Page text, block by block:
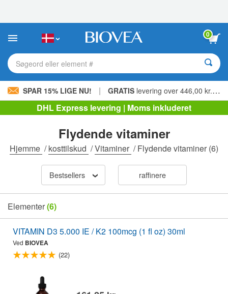
websted
0
Søgeord eller element #
SPAR 15% LIGE NU! | GRATIS levering over 446,00 kr. »
DHL Express levering | Moms inkluderet
Flydende vitaminer
Hjemme /kosttilskud /Vitaminer /Flydende vitaminer (6)
Bestsellers raffinere
Elementer(6)
VITAMIN D3 5.000 IE / K2 100mcg (1 fl oz) 30ml
Ved BIOVEA
(22)